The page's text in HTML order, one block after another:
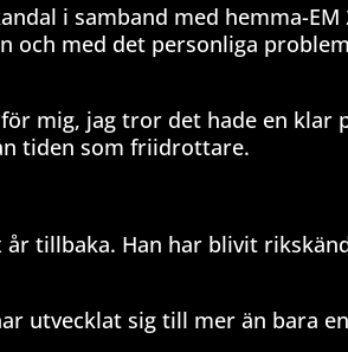
i samband med hemma-
och med det personliga
mig, jag tror det hade en klar
tiden som friidrottare.
år tillbaka. Han har blivit
utvecklat sig till mer än bara